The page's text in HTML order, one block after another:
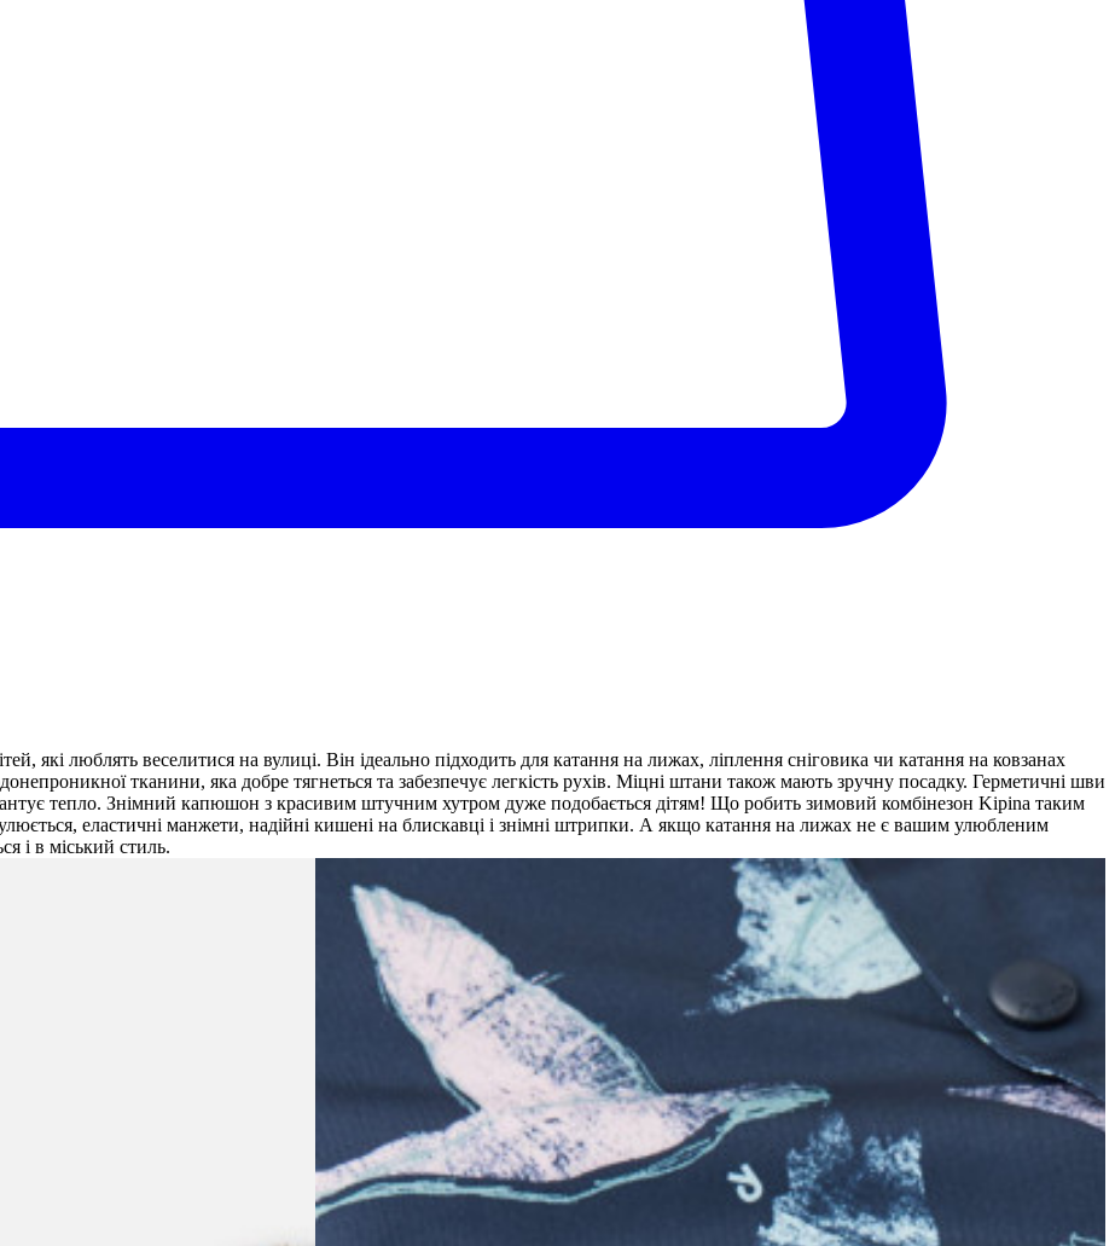
які люблять веселитися на вулиці. Він ідеально підходить для катання на лижах, ліплення сніговика чи катання на ковзанах
тканини, яка добре тягнеться та забезпечує легкість рухів. Міцні штани також мають зручну посадку. Герметичні шви
тепло. Знімний капюшон з красивим штучним хутром дуже подобається дітям! Що робить зимовий комбінезон Kipina таким
еластичні манжети, надійні кишені на блискавці і знімні штрипки. А якщо катання на лижах не є вашим улюбленим
і в міський стиль.